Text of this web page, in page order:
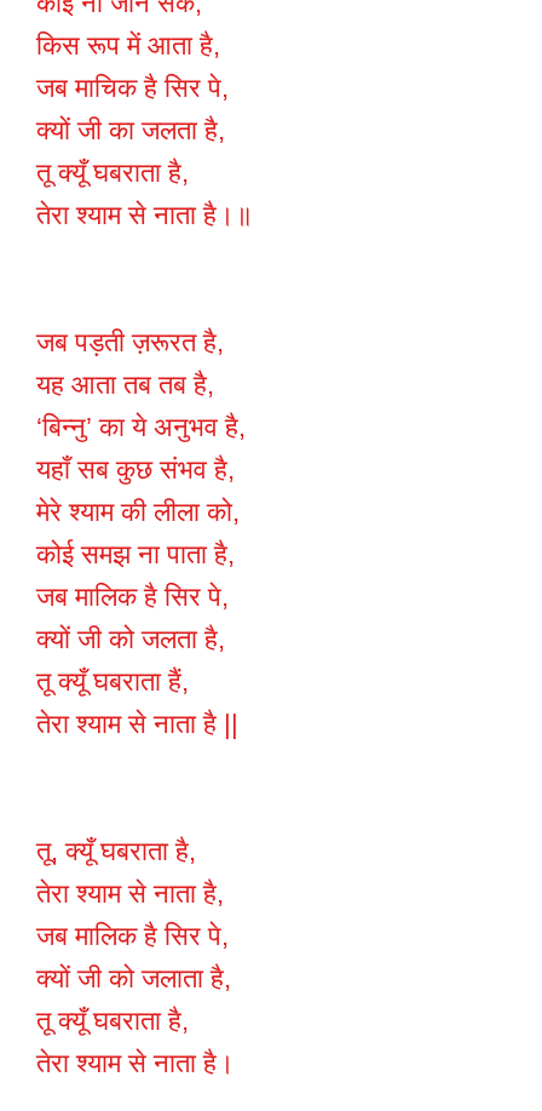
किस रूप में आता है,
जब माचिक है सिर पे,
क्यों जी का जलता है,
तू क्यूँ घबराता है,
तेरा श्याम से नाता है।॥
जब पड़ती ज़रूरत है,
यह आता तब तब है,
‘बिन्नु’ का ये अनुभव है,
यहाँ सब कुछ संभव है,
मेरे श्याम की लीला को,
कोई समझ ना पाता है,
जब मालिक है सिर पे,
क्यों जी को जलता है,
तू क्यूँ घबराता हैं,
तेरा श्याम से नाता है ||
तू, क्यूँ घबराता है,
तेरा श्याम से नाता है,
जब मालिक है सिर पे,
क्यों जी को जलाता है,
तू क्यूँ घबराता है,
तेरा श्याम से नाता है।